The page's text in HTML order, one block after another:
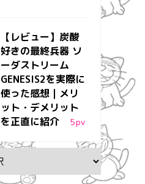
【レビュー】炭酸
好きの最終兵器 ソ
ーダストリーム
GENESIS2を実際に
使った感想｜メリ
ット・デメリット
を正直に紹介
5pv